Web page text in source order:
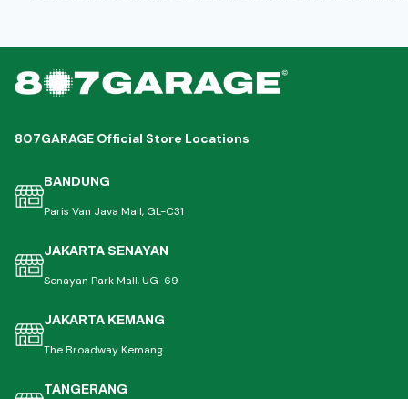
807GARAGE Official Store Locations
BANDUNG
Paris Van Java Mall, GL-C31
JAKARTA SENAYAN
Senayan Park Mall, UG-69
JAKARTA KEMANG
The Broadway Kemang
TANGERANG